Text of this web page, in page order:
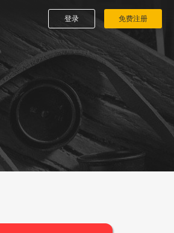
登录 免费注册